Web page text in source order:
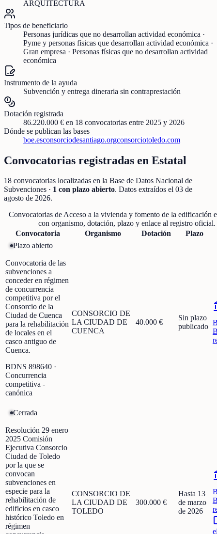
ARQUITECTURA
Tipos de beneficiario
Personas jurídicas que no desarrollan actividad económica ·
Pyme y personas físicas que desarrollan actividad económica ·
Gran empresa · Personas físicas que no desarrollan actividad
económica
Instrumento de la ayuda
Subvención y entrega dineraria sin contraprestación
Dotación registrada
86.220.000 € en 18 convocatorias entre 2025 y 2026
Dónde se publican las bases
boe.esconsorciodesantiago.orgconsorciotoledo.com
Convocatorias registradas en Estatal
18 convocatorias localizadas en la Base de Datos Nacional de
Subvenciones · 1 con plazo abierto. Datos extraídos el 03 de
agosto de 2026.
Convocatorias deAcceso a la vivienda y fomento de la edificación
con organismo, dotación, plazo y enlace al registro oficial.
Convocatoria
Organismo Dotación
Plazo
Plazo abierto
Convocatoria de las
subvenciones a
conceder en régimen
de concurrencia
competitiva por el
Consorcio de la
Ciudad de Cuenca
para la rehabilitación
de locales en el
casco antiguo de
Cuenca.
BDNS 898640 ·
Concurrencia
competitiva -
canónica
CONSORCIO DE
LA CIUDAD DE
CUENCA
40.000 €
Sin plazo
publicado
Cerrada
Resolución 29 enero
2025 Comisión
Ejecutiva Consorcio
Ciudad de Toledo
por la que se
convocan
subvenciones en
especie para la
rehabilitación de
edificios en casco
histórico Toledo en
régimen
CONSORCIO DE
LA CIUDAD DE
TOLEDO
300.000 €
Hasta 13
de marzo
de 2026